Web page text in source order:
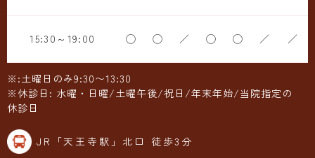
15:30～19:00 ◯ ◯ ／ ◯ ◯ ／ ／
※:土曜日のみ9:30〜13:30
※休診日: 水曜・日曜/土曜午後/祝日/年末年始/当院指定の
休診日
JR「天王寺駅」北口 徒歩3分